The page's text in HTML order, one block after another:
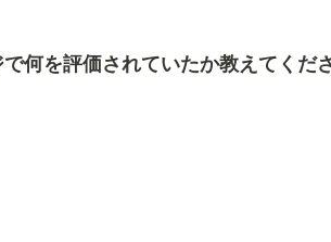
何を評価されていたか教えてくだ